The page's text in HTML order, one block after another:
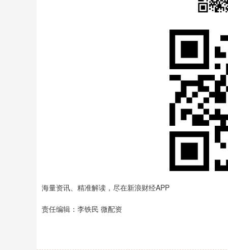
海量资讯、精准解读，尽在新浪财经APP
责任编辑：李铁民 微配资